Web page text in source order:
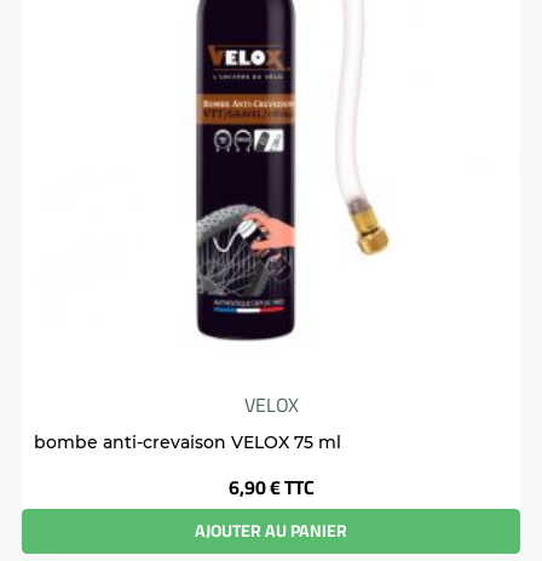
VELOX
bombe anti-crevaison VELOX 75 ml
Prix
6,90 €TTC
AJOUTER AU PANIER